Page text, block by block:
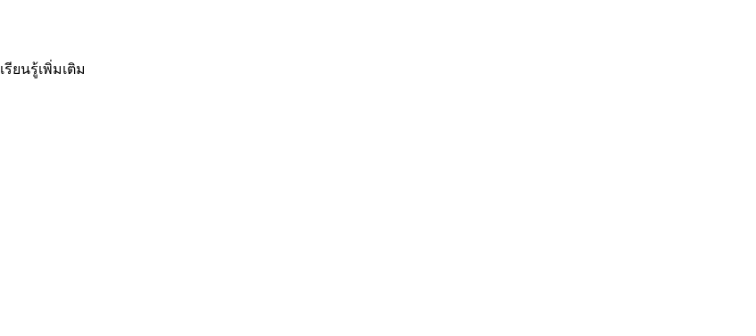
เรียนรู้เพิ่มเติม